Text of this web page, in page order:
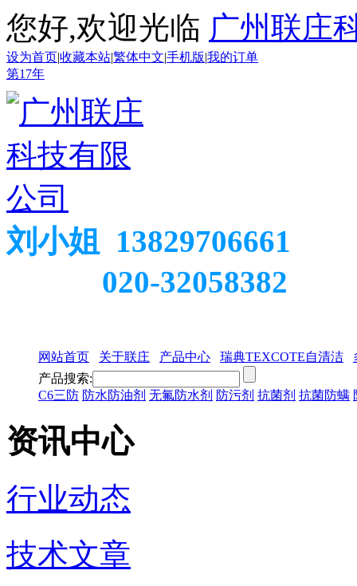
您好,欢迎光临 广州联庄
设为首页|收藏本站|繁体中文|手机版|我的订单
第17年
刘小姐 13829706661
020-32058382
网站首页 关于联庄 产品中心 瑞典TEXCOTE自清洁
产品搜索:
C6三防 防水防油剂 无氟防水剂 防污剂 抗菌剂 抗菌防螨
资讯中心
行业动态
技术文章